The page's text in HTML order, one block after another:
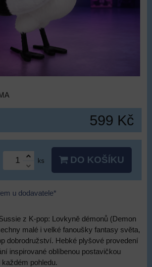
599 Kč
ks DO KOŠÍKU
u dodavatele*
z K-pop: Lovkyně démonů (Demon
malé i velké fanoušky fantasy světa,
dobrodružství. Hebké plyšové provedení
inspirované oblíbenou postavičkou
pohledu.